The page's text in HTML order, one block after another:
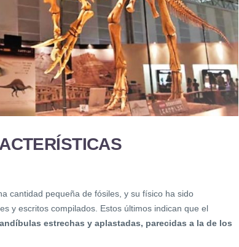
cantidad pequeña de fósiles, y su físico ha sido
y escritos compilados. Estos últimos indican que el
estrechas y aplastadas, parecidas a la de los